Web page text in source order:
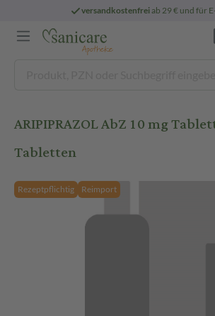
versandkostenfreiab 29 € und für
ARIPIPRAZOL AbZ 10 mg
Tabletten
Rezeptpflichtig Reimport